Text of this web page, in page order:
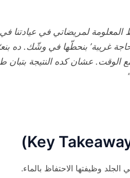
لمريضاتي في عيادتنا في
غريبة’ بنحطّها في وشّك. ده
عشان كده النتيجة بتبان
وظيفتها الاحتفاظ بالماء.